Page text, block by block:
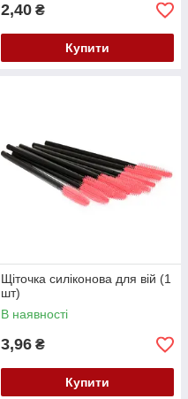
2,40 ₴
Купити
Щіточка силіконова для вій (1
шт)
В наявності
3,96 ₴
Купити